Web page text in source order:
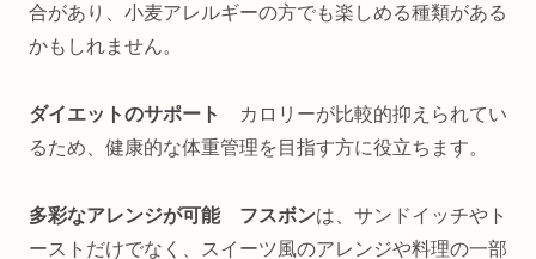
合があり、小麦アレルギーの方でも楽しめる種類がある
かもしれません。
ダイエットのサポート
カロリーが比較的抑えられてい
るため、健康的な体重管理を目指す方に役立ちます。
多彩なアレンジが可能 フスボンは、サンドイッチやト
ーストだけでなく、スイーツ風のアレンジや料理の一部